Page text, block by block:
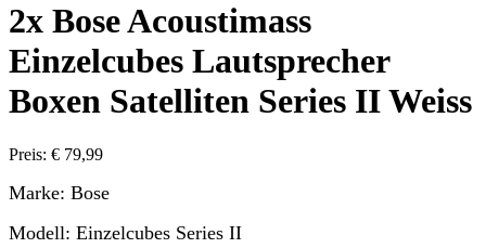
2x Bose Acoustimass
Einzelcubes Lautsprecher
Boxen Satelliten Series II Weiss
Preis: € 79,99
Marke: Bose
Modell: Einzelcubes Series II